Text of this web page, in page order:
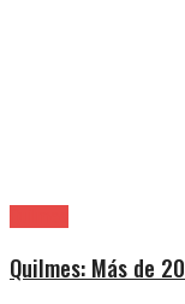
Quilmes: Más de